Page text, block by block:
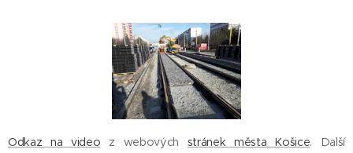
Odkaz na video z webových stránek města Košice. Další